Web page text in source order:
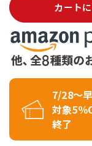
カート
7/28～
対象5％
終了